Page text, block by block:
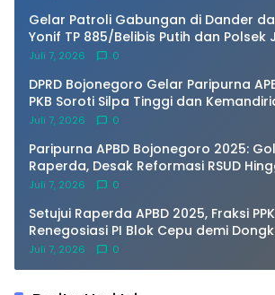
Gelar Patroli Gabungan di Dander
Yonif TP 885/Belibis Putih dan Polsek
Sinergi Kamtibmas
Juli 7, 2026 0
DPRD Bojonegoro Gelar Paripurna
PKB Soroti Silpa Tinggi dan
Juli 7, 2026 0
Paripurna APBD Bojonegoro 2025:
Raperda, Desak Reformasi RSUD
Kota
Juli 7, 2026 0
Setujui Raperda APBD 2025, Fraksi
Renegosiasi PI Blok Cepu demi
Juli 7, 2026 0